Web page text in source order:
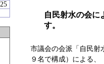
25
自民射水の会に
す。
市議会の会派「自民
９名で構成）による